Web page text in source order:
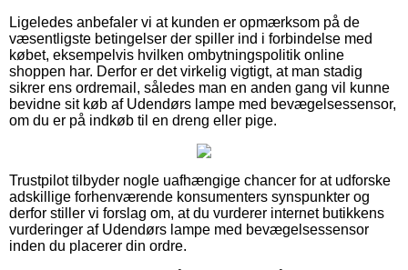
Ligeledes anbefaler vi at kunden er opmærksom på de
væsentligste betingelser der spiller ind i forbindelse med
købet, eksempelvis hvilken ombytningspolitik online
shoppen har. Derfor er det virkelig vigtigt, at man stadig
sikrer ens ordremail, således man en anden gang vil kunne
bevidne sit køb af Udendørs lampe med bevægelsessensor,
om du er på indkøb til en dreng eller pige.
Trustpilot tilbyder nogle uafhængige chancer for at udforske
adskillige forhenværende konsumenters synspunkter og
derfor stiller vi forslag om, at du vurderer internet butikkens
vurderinger af Udendørs lampe med bevægelsessensor
inden du placerer din ordre.